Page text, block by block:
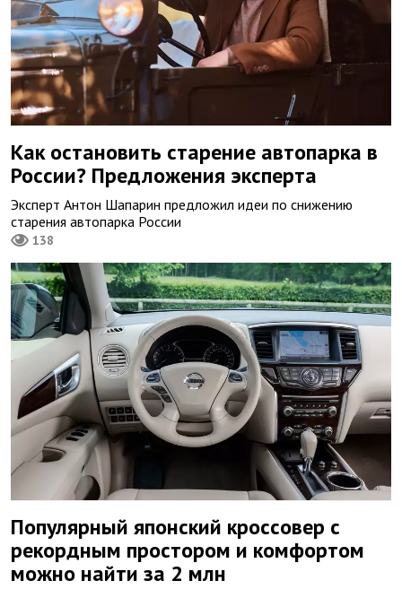
Как остановить старение автопарка в
России? Предложения эксперта
Эксперт Антон Шапарин предложил идеи по снижению
старения автопарка России
138
Популярный японский кроссовер с
рекордным простором и комфортом
можно найти за 2 млн